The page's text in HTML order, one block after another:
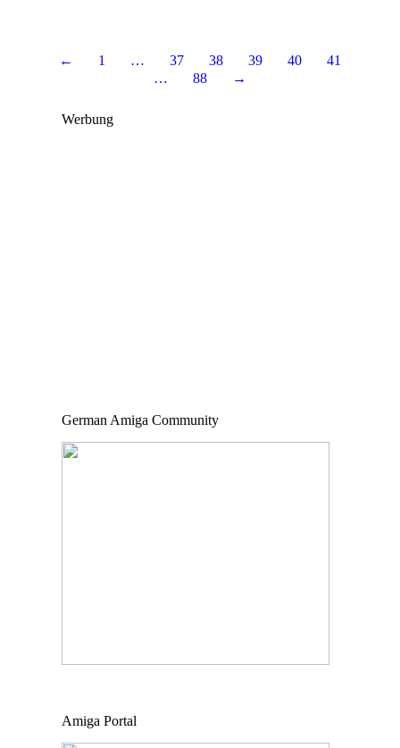
← 1 … 37 38 39 40
41
…
88 →
Werbung
German Amiga Community
Amiga Portal